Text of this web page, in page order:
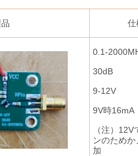
仕
0.1-
30dB
9-12V
9V時16mA
（注）
ンのため
加